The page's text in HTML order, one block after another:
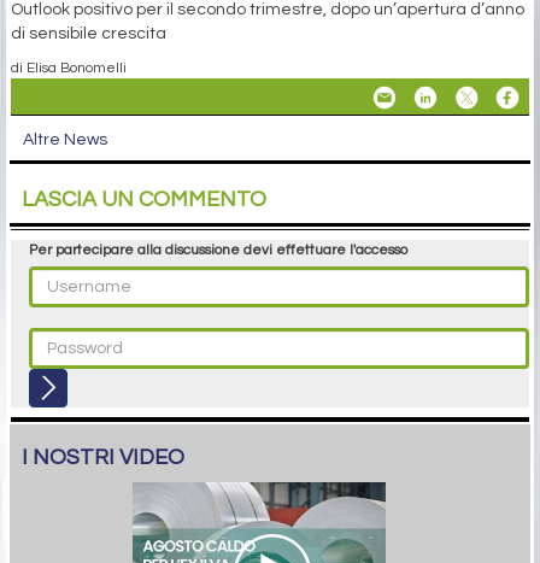
Outlook positivo per il secondo trimestre, dopo un’apertura d’anno
di sensibile crescita
di Elisa Bonomelli
Altre News
LASCIA UN COMMENTO
Per partecipare alla discussione devi effettuare l'accesso
I NOSTRI VIDEO